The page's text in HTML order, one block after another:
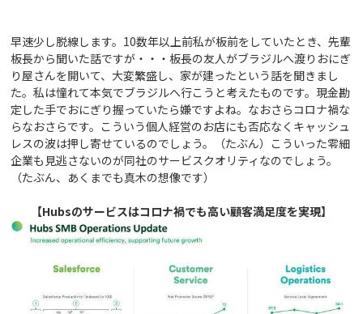
早速少し脱線します。10数年以上前私が板前をしていたとき、先輩
板長から聞いた話ですが・・・板長の友人がブラジルへ渡りおにぎ
り屋さんを開いて、大変繁盛し、家が建ったという話を聞きまし
た。私は憧れて本気でブラジルへ行こうと考えたものです。現金勘
定した手でおにぎり握っていたら嫌ですよね。なおさらコロナ禍な
らなおさらです。こういう個人経営のお店にも否応なくキャッシュ
レスの波は押し寄せているのでしょう。（たぶん）こういった零細
企業も見逃さないのが同社のサービスクオリティなのでしょう。
（たぶん、あくまでも真木の想像です）
【Hubsのサービスはコロナ禍でも高い顧客満足度を実現】